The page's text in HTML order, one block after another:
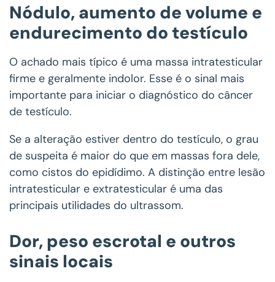
Nódulo, aumento de volume e
endurecimento do testículo
O achado mais típico é uma massa intratesticular
firme e geralmente indolor. Esse é o sinal mais
importante para iniciar o diagnóstico do câncer
de testículo.
Se a alteração estiver dentro do testículo, o grau
de suspeita é maior do que em massas fora dele,
como cistos do epidídimo. A distinção entre lesão
intratesticular e extratesticular é uma das
principais utilidades do ultrassom.
Dor, peso escrotal e outros
sinais locais